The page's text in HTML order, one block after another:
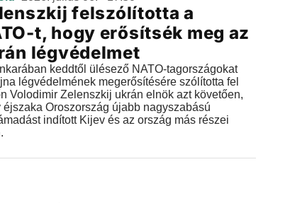
felszólította a
t, hogy erősítsék meg az
légvédelmet
keddtől ülésező NATO-tagországokat
légvédelmének megerősítésére szólította fel
Volodimir Zelenszkij ukrán elnök azt követően,
éjszaka Oroszország újabb nagyszabású
indított Kijev és az ország más részei